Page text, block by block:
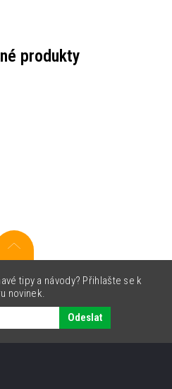
produkty
tipy a návody? Přihlašte se k
novinek.
Odeslat